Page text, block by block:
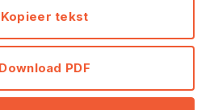
Kopieer tekst
Download PDF